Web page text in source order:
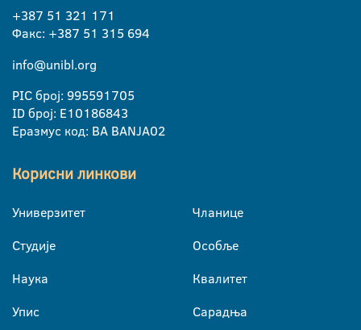
+387 51 321 171
Факс: +387 51 315 694
info@unibl.org
PIC број: 995591705
ID број: E10186843
Еразмус код: BA BANJA02
Корисни линкови
Универзитет
Студије
Наука
Упис
Чланице
Особље
Квалитет
Сарадња